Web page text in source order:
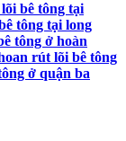
bê tông tại
tông tại long
tông ở hoàn
rút lõi bê tông
ở quận ba